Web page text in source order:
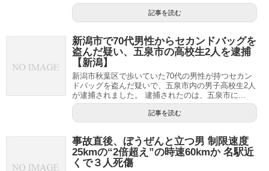
記事を読む
新潟市で70代男性からセカンドバッグを
盗んだ疑い、五泉市の高校生2人を逮捕
【新潟】
新潟市秋葉区で歩いていた70代の男性が持つセカン
ドバッグを盗んだ疑いで、五泉市内の男子高校生2人
が逮捕されました。 逮捕されたのは、五泉市に...
記事を読む
事故直後、ぼうぜんと立つ男 制限速度
25kmの“2倍超え”の時速60kmか 名駅近
くで３人死傷